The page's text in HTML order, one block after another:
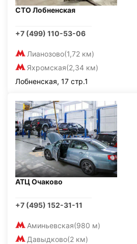
СТО Лобненская
+7 (499) 110-53-06
Лианозово(1,72 км)
Яхромская(2,34 км)
Лобненская, 17 стр.1
АТЦ Очаково
+7 (495) 152-31-11
Аминьевская(980 м)
Давыдково(2 км)